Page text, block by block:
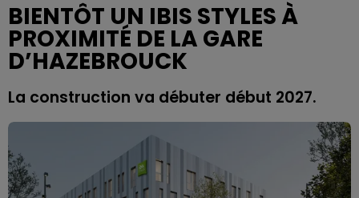
BIENTÔT UN IBIS STYLES À
PROXIMITÉ DE LA GARE
D’HAZEBROUCK
La construction va débuter début 2027.